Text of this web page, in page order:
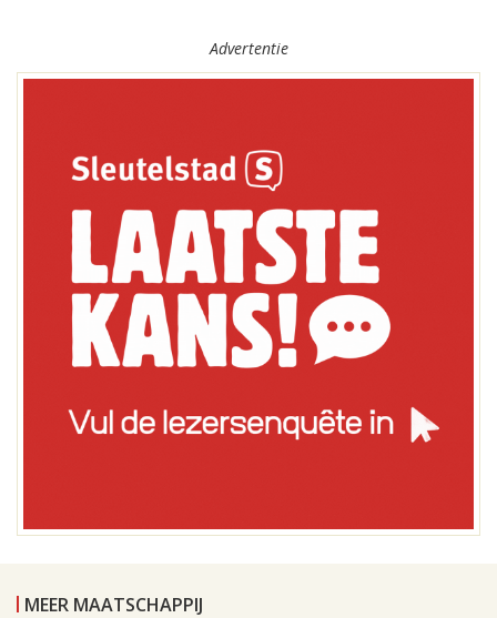
Advertentie
MEER MAATSCHAPPIJ